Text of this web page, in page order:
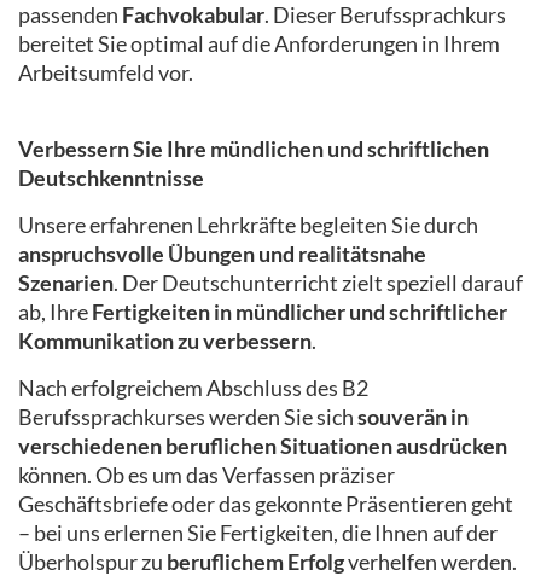
passenden Fachvokabular. Dieser Berufssprachkurs
bereitet Sie optimal auf die Anforderungen in Ihrem
Arbeitsumfeld vor.
Verbessern Sie Ihre mündlichen und schriftlichen
Deutschkenntnisse
Unsere erfahrenen Lehrkräfte begleiten Sie durch
anspruchsvolle Übungen und realitätsnahe
Szenarien. Der Deutschunterricht zielt speziell darauf
ab, IhreFertigkeiten in mündlicher und schriftlicher
Kommunikation zu verbessern.
Nach erfolgreichem Abschluss des B2
Berufssprachkurses werden Sie sichsouverän in
verschiedenen beruflichen Situationen ausdrücken
können. Ob es um das Verfassen präziser
Geschäftsbriefe oder das gekonnte Präsentieren geht
– bei uns erlernen Sie Fertigkeiten, die Ihnen auf der
Überholspur zu beruflichem Erfolgverhelfen werden.